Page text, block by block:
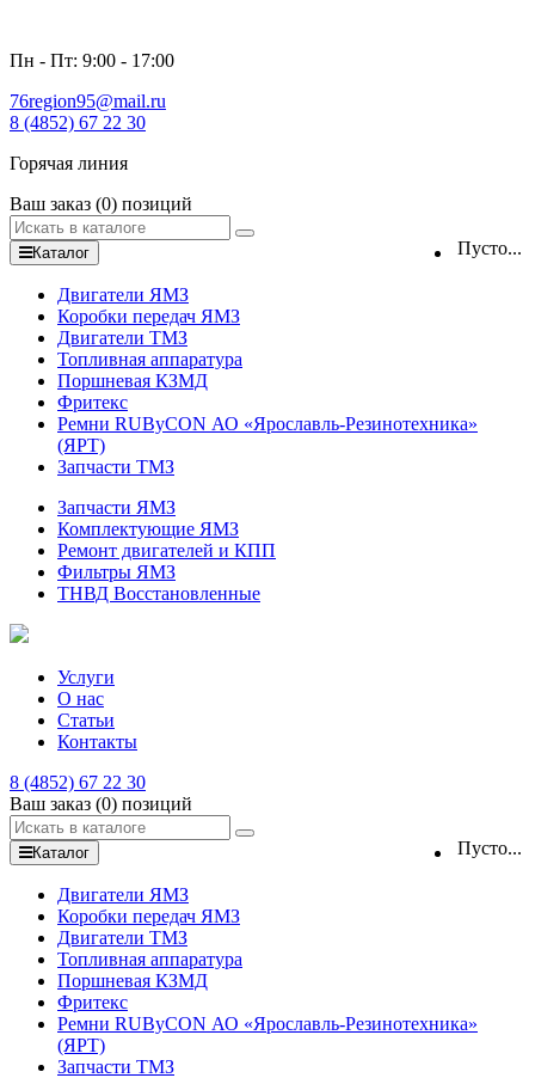
Пн - Пт: 9:00 - 17:00
76region95@mail.ru
8 (4852) 67 22 30
Горячая линия
Ваш заказ (0) позиций
Пусто...
Каталог
Двигатели ЯМЗ
Коробки передач ЯМЗ
Двигатели ТМЗ
Топливная аппаратура
Поршневая КЗМД
Фритекс
Ремни RUByCON АО «Ярославль-Резинотехника»
(ЯРТ)
Запчасти ТМЗ
Запчасти ЯМЗ
Комплектующие ЯМЗ
Ремонт двигателей и КПП
Фильтры ЯМЗ
ТНВД Восстановленные
Услуги
О нас
Статьи
Контакты
8 (4852) 67 22 30
Ваш заказ (0) позиций
Пусто...
Каталог
Двигатели ЯМЗ
Коробки передач ЯМЗ
Двигатели ТМЗ
Топливная аппаратура
Поршневая КЗМД
Фритекс
Ремни RUByCON АО «Ярославль-Резинотехника»
(ЯРТ)
Запчасти ТМЗ